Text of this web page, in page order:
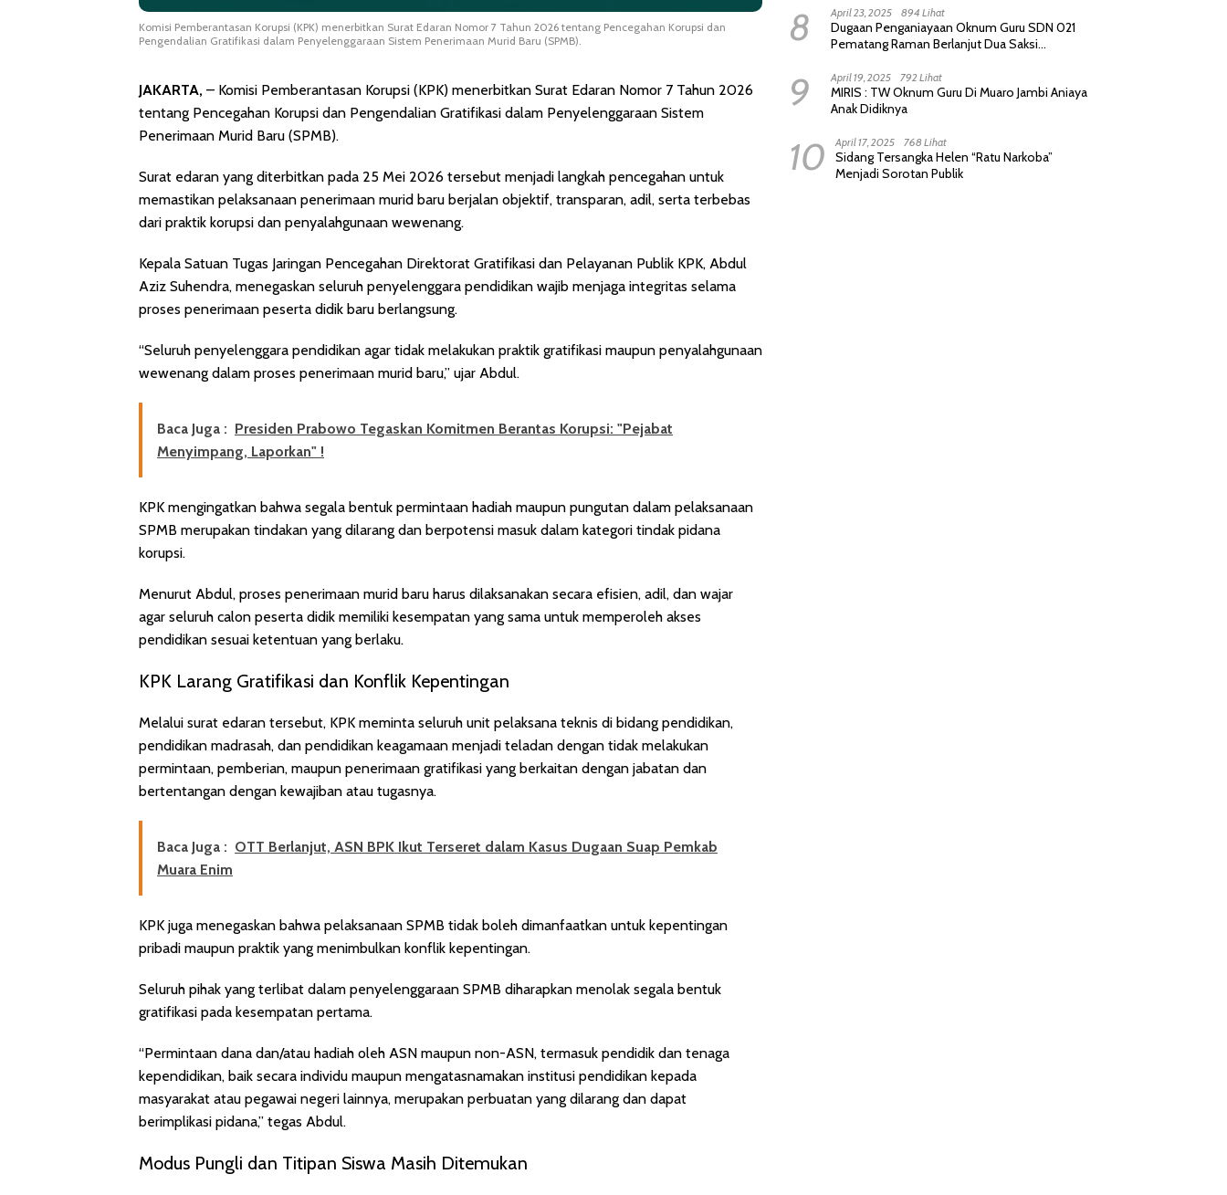
Komisi Pemberantasan Korupsi (KPK) menerbitkan Surat Edaran Nomor 7 Tahun 2026 tentang Pencegahan Korupsi dan
Pengendalian Gratifikasi dalam Penyelenggaraan Sistem Penerimaan Murid Baru (SPMB).
JAKARTA, – Komisi Pemberantasan Korupsi (KPK) menerbitkan Surat Edaran Nomor 7 Tahun 2026
tentang Pencegahan Korupsi dan Pengendalian Gratifikasi dalam Penyelenggaraan Sistem
Penerimaan Murid Baru (SPMB).
Surat edaran yang diterbitkan pada 25 Mei 2026 tersebut menjadi langkah pencegahan untuk
memastikan pelaksanaan penerimaan murid baru berjalan objektif, transparan, adil, serta terbebas
dari praktik korupsi dan penyalahgunaan wewenang.
Kepala Satuan Tugas Jaringan Pencegahan Direktorat Gratifikasi dan Pelayanan Publik KPK, Abdul
Aziz Suhendra, menegaskan seluruh penyelenggara pendidikan wajib menjaga integritas selama
proses penerimaan peserta didik baru berlangsung.
“Seluruh penyelenggara pendidikan agar tidak melakukan praktik gratifikasi maupun penyalahgunaan
wewenang dalam proses penerimaan murid baru,” ujar Abdul.
Baca Juga : Presiden Prabowo Tegaskan Komitmen Berantas Korupsi: "Pejabat
Menyimpang, Laporkan" !
KPK mengingatkan bahwa segala bentuk permintaan hadiah maupun pungutan dalam pelaksanaan
SPMB merupakan tindakan yang dilarang dan berpotensi masuk dalam kategori tindak pidana
korupsi.
Menurut Abdul, proses penerimaan murid baru harus dilaksanakan secara efisien, adil, dan wajar
agar seluruh calon peserta didik memiliki kesempatan yang sama untuk memperoleh akses
pendidikan sesuai ketentuan yang berlaku.
KPK Larang Gratifikasi dan Konflik Kepentingan
Melalui surat edaran tersebut, KPK meminta seluruh unit pelaksana teknis di bidang pendidikan,
pendidikan madrasah, dan pendidikan keagamaan menjadi teladan dengan tidak melakukan
permintaan, pemberian, maupun penerimaan gratifikasi yang berkaitan dengan jabatan dan
bertentangan dengan kewajiban atau tugasnya.
Baca Juga : OTT Berlanjut, ASN BPK Ikut Terseret dalam Kasus Dugaan Suap Pemkab
Muara Enim
KPK juga menegaskan bahwa pelaksanaan SPMB tidak boleh dimanfaatkan untuk kepentingan
pribadi maupun praktik yang menimbulkan konflik kepentingan.
Seluruh pihak yang terlibat dalam penyelenggaraan SPMB diharapkan menolak segala bentuk
gratifikasi pada kesempatan pertama.
“Permintaan dana dan/atau hadiah oleh ASN maupun non-ASN, termasuk pendidik dan tenaga
kependidikan, baik secara individu maupun mengatasnamakan institusi pendidikan kepada
masyarakat atau pegawai negeri lainnya, merupakan perbuatan yang dilarang dan dapat
berimplikasi pidana,” tegas Abdul.
Modus Pungli dan Titipan Siswa Masih Ditemukan
8 April 23, 2025 894 Lihat
Dugaan Penganiayaan Oknum Guru SDN 021
Pematang Raman Berlanjut Dua Saksi
9 April 19, 2025 792 Lihat
MIRIS : TW Oknum Guru Di Muaro Jambi Aniaya
Anak Didiknya
10 April 17, 2025 768 Lihat
Sidang Tersangka Helen “Ratu Narkoba”
Menjadi Sorotan Publik